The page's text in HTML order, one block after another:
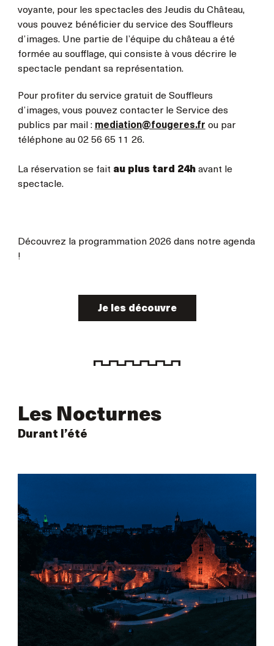
voyante, pour les spectacles des Jeudis du Château,
vous pouvez bénéficier du service des Souffleurs
d’images. Une partie de l’équipe du château a été
formée au soufflage, qui consiste à vous décrire le
spectacle pendant sa représentation.
Pour profiter du service gratuit de Souffleurs
d’images, vous pouvez contacter le Service des
publics par mail : mediation@fougeres.fr ou par
téléphone au 02 56 65 11 26.
La réservation se fait au plus tard 24havant le
spectacle.
Découvrez la programmation 2026 dans notre agenda
!
Je les découvre
Les Nocturnes
Durant l’été